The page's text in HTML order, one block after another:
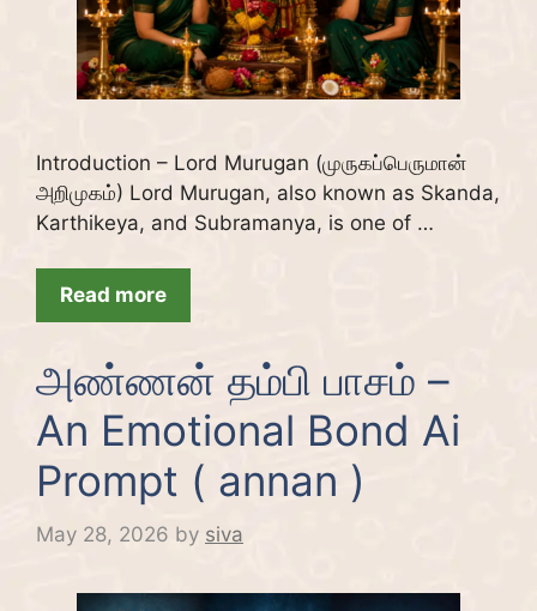
Introduction – Lord Murugan (முருகப்பெருமான்
அறிமுகம்) Lord Murugan, also known as Skanda,
Karthikeya, and Subramanya, is one of …
Read more
அண்ணன் தம்பி பாசம் –
An Emotional Bond Ai
Prompt ( annan )
May 28, 2026 by siva